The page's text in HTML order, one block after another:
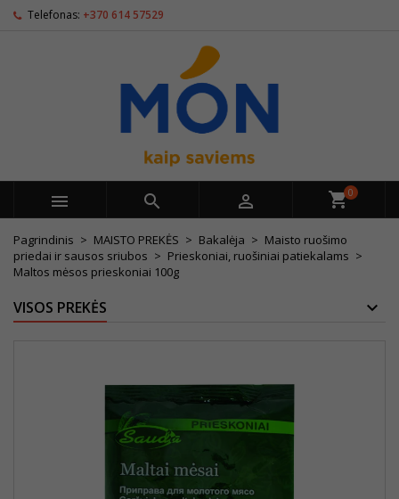
Telefonas: +370 614 57529
   0
Pagrindinis MAISTO PREKĖS Bakalėja
Maisto ruošimo
priedai ir sausos sriubos
Prieskoniai, ruošiniai patiekalams
Maltos mėsos prieskoniai 100g
VISOS PREKĖS